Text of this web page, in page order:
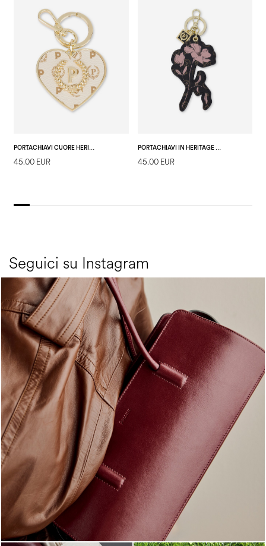
PORTACHIAVI CUORE HERITAGE AVORIO
45.00 EUR
PORTACHIAVI IN HERITAGE MARINA FLOWER NERO/NERO
45.00 EUR
Seguici su Instagram
Classy, sassy, trendy - the new Pollini Lady Bag is ...